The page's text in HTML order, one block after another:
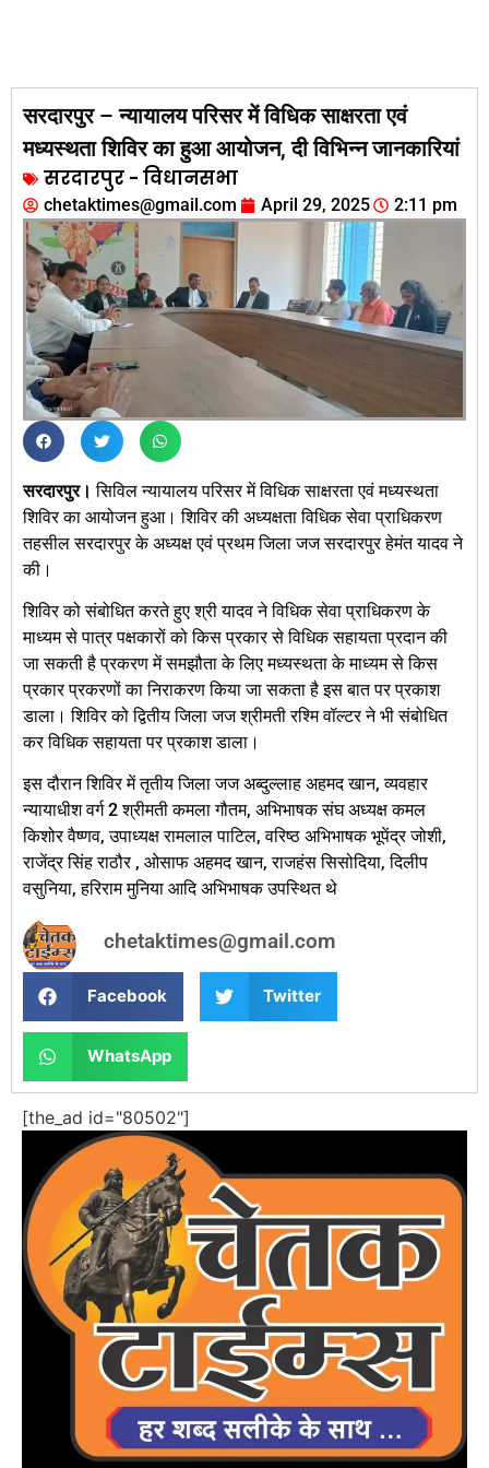
सरदारपुर – न्यायालय परिसर में विधिक साक्षरता एवं
मध्यस्थता शिविर का हुआ आयोजन, दी विभिन्न जानकारियां
सरदारपुर - विधानसभा
chetaktimes@gmail.com April 29, 2025 2:11 pm
सरदारपुर।सिविल न्यायालय परिसर में विधिक साक्षरता एवं मध्यस्थता
शिविर का आयोजन हुआ। शिविर की अध्यक्षता विधिक सेवा प्राधिकरण
तहसील सरदारपुर के अध्यक्ष एवं प्रथम जिला जज सरदारपुर हेमंत यादव ने
की।
शिविर को संबोधित करते हुए श्री यादव ने विधिक सेवा प्राधिकरण के
माध्यम से पात्र पक्षकारों को किस प्रकार से विधिक सहायता प्रदान की
जा सकती है प्रकरण में समझौता के लिए मध्यस्थता के माध्यम से किस
प्रकार प्रकरणों का निराकरण किया जा सकता है इस बात पर प्रकाश
डाला। शिविर को द्वितीय जिला जज श्रीमती रश्मि वॉल्टर ने भी संबोधित
कर विधिक सहायता पर प्रकाश डाला।
इस दौरान शिविर में तृतीय जिला जज अब्दुल्लाह अहमद खान, व्यवहार
न्यायाधीश वर्ग 2 श्रीमती कमला गौतम, अभिभाषक संघ अध्यक्ष कमल
किशोर वैष्णव, उपाध्यक्ष रामलाल पाटिल, वरिष्ठ अभिभाषक भूपेंद्र जोशी,
राजेंद्र सिंह राठौर , ओसाफ अहमद खान, राजहंस सिसोदिया, दिलीप
वसुनिया, हरिराम मुनिया आदि अभिभाषक उपस्थित थे
chetaktimes@gmail.com
Facebook Twitter
WhatsApp
[the_ad id="80502"]